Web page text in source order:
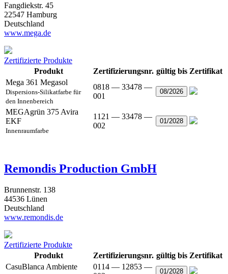
Fangdiekstr. 45
22547 Hamburg
Deutschland
www.mega.de
Zertifizierte Produkte
Produkt
Zertifizierungsnr. gültig bis Zertifikat
Mega 361 Megasol
Dispersions-Silikatfarbe für
den Innenbereich
0818 — 33478 —
001
08/2026
MEGAgrün 375 Avira
EKF
Innenraumfarbe
1121 — 33478 —
002
01/2028
Remondis Production GmbH
Brunnenstr. 138
44536 Lünen
Deutschland
www.remondis.de
Zertifizierte Produkte
Produkt
Zertifizierungsnr. gültig bis Zertifikat
CasuBlanca Ambiente
0114 — 12853 —
01/2028